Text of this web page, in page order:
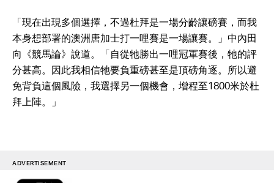
「現在出現多個選擇，不過杜拜是一場分齡讓磅賽，而我
本身想部署的澳洲唐加士打一哩賽是一場讓賽。」中內田
向《競馬論》說道。「自從牠勝出一哩冠軍賽後，牠的評
分甚高。因此我相信牠要負重磅甚至是頂磅角逐。所以避
免背負這個風險，我選擇另一個機會，增程至1800米於杜
拜上陣。」
ADVERTISEMENT